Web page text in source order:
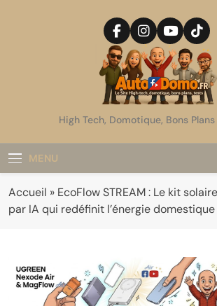
AutoDomo
High Tech, Domotique, Bons
MENU
Accueil » EcoFlow STREAM : Le kit
par IA qui redéfinit l’énergie domestique